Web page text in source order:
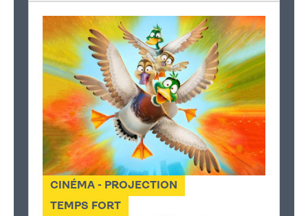
CINÉMA - PROJECTION
TEMPS FORT